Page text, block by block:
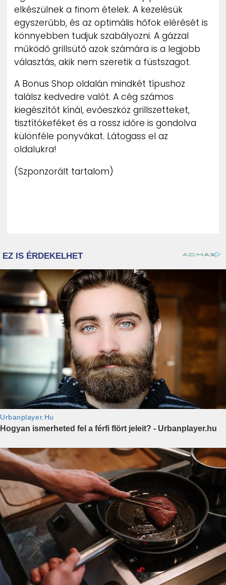
elkészülnek a finom ételek. A kezelésük
egyszerűbb, és az optimális hőfok elérését is
könnyebben tudjuk szabályozni. A gázzal
működő grillsütő azok számára is a legjobb
választás, akik nem szeretik a füstszagot.
A Bonus Shop oldalán mindkét típushoz
találsz kedvedre valót. A cég számos
kiegészítőt kínál, evőeszköz grillszetteket,
tisztítókeféket és a rossz időre is gondolva
különféle ponyvákat. Látogass el az
oldalukra!
(Szponzorált tartalom)